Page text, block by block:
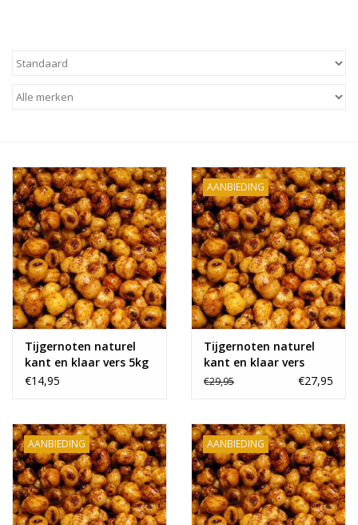
Tijgernoten naturel
kant en klaar vers 5kg
€14,95
AANBIEDING
Tijgernoten naturel
kant en klaar vers
10kg
€29,95 €27,95
AANBIEDING AANBIEDING